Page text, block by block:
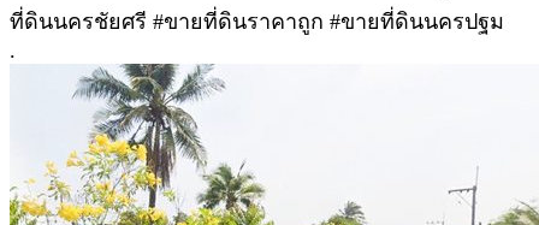
ที่ดินนครชัยศรี #ขายที่ดินราคาถูก #ขายที่ดินนครปฐม
.